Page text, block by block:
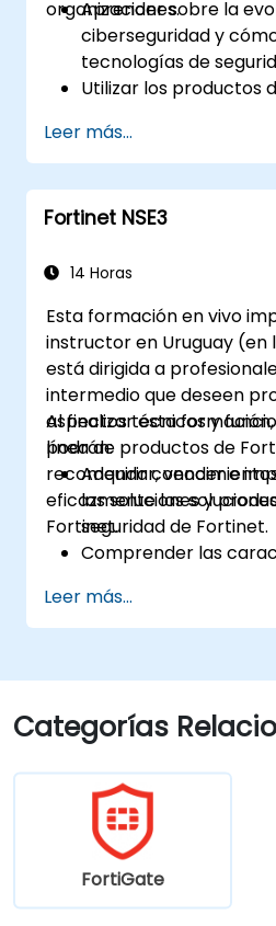
organizaciones.
Aprender sobre la
ciberseguridad y
tecnologías de
Utilizar los productos
amenazas y ataques
Comprender las
integración y
soluciones de Fortinet
cibernéticos.
Leer más...
Fortinet NSE3
14 Horas
Esta formación en vivo
instructor en Uruguay (en
está dirigida a
intermedio que deseen
aspectos técnicos y
línea de productos de
recomendar, vender e
eficazmente las
Fortinet.
Al finalizar esta
podrán:
Adquirir
las soluciones y
seguridad de Fortinet.
Comprender las
implementación de
principal de Fortinet.
problemas de las
entornos diversos.
Aplicar los productos
seguridad complejos.
Leer más...
Categorías
FortiGate